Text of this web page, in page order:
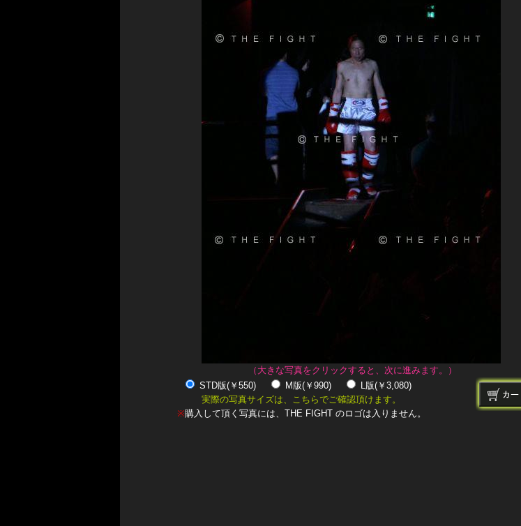
（大きな写真をクリックすると、次に進みます。）
STD版(￥550)
M版(￥990)
L版(￥3,080)
実際の写真サイズは、こちらでご確認頂けます。
※購入して頂く写真には、THE FIGHT のロゴは入りません。